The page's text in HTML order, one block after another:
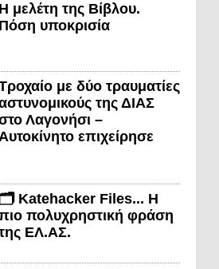
Η μελέτη της Βίβλου.
Πόση υποκρισία
με δύο τραυματίες
της ΔΙΑΣ
Λαγονήσι –
επιχείρησε
🗂️ Katehacker Files... Η
πολυχρηστική φράση
ΕΛ.ΑΣ.